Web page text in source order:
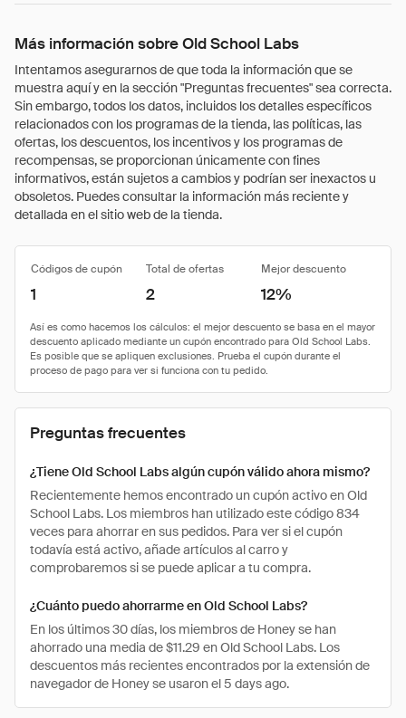
Más información sobre Old School Labs
Intentamos asegurarnos de que toda la información que se
muestra aquí y en la sección "Preguntas frecuentes" sea correcta.
Sin embargo, todos los datos, incluidos los detalles específicos
relacionados con los programas de la tienda, las políticas, las
ofertas, los descuentos, los incentivos y los programas de
recompensas, se proporcionan únicamente con fines
informativos, están sujetos a cambios y podrían ser inexactos u
obsoletos. Puedes consultar la información más reciente y
detallada en el sitio web de la tienda.
Códigos de cupón Total de ofertas Mejor descuento
1 2 12%
Preguntas frecuentes
¿Tiene Old School Labs algún cupón válido ahora mismo?
Recientemente hemos encontrado un cupón activo en Old
School Labs. Los miembros han utilizado este código 834
veces para ahorrar en sus pedidos. Para ver si el cupón
todavía está activo, añade artículos al carro y
comprobaremos si se puede aplicar a tu compra.
¿Cuánto puedo ahorrarme en Old School Labs?
En los últimos 30 días, los miembros de Honey se han
ahorrado una media de $11.29 en Old School Labs. Los
descuentos más recientes encontrados por la extensión de
navegador de Honey se usaron el 5 days ago.